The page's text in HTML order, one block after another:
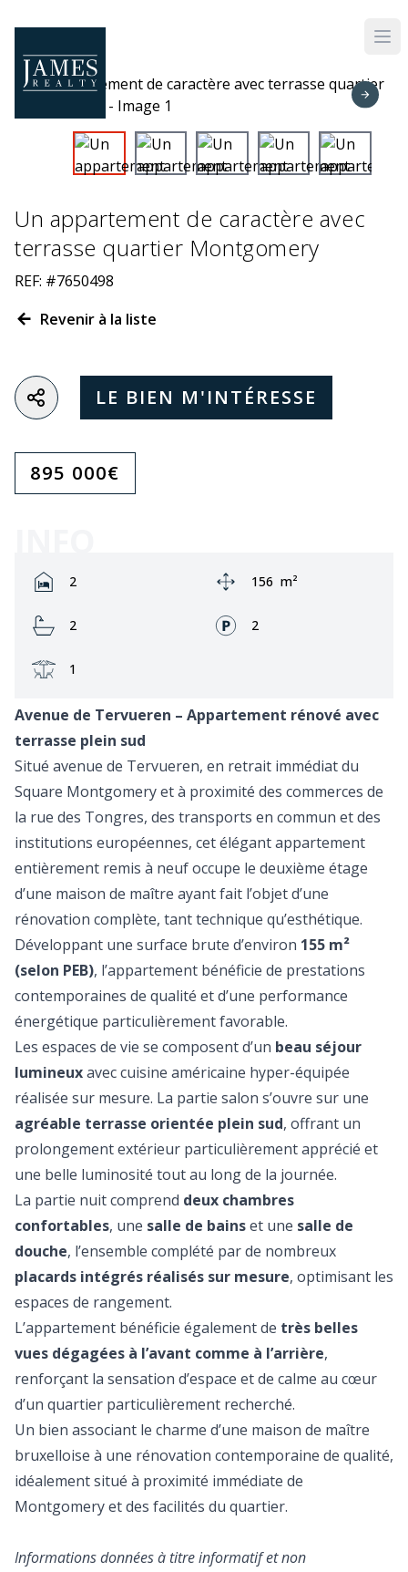
Un appartement de caractère avec
terrasse quartier Montgomery
REF: #7650498
Revenir à la liste
LE BIEN M'INTÉRESSE
895 000€
Rooms:
2 Zone:
156 m²
Bathrooms:
2 Façades:
2
Terrasse:
1
Avenue de Tervueren – Appartement rénové avec
terrasse plein sud
Situé avenue de Tervueren, en retrait immédiat du
Square Montgomery et à proximité des commerces de
la rue des Tongres, des transports en commun et des
institutions européennes, cet élégant appartement
entièrement remis à neuf occupe le deuxième étage
d’une maison de maître ayant fait l’objet d’une
rénovation complète, tant technique qu’esthétique.
Développant une surface brute d’environ 155 m²
(selon PEB), l’appartement bénéficie de prestations
contemporaines de qualité et d’une performance
énergétique particulièrement favorable.
Les espaces de vie se composent d’un beau séjour
lumineuxavec cuisine américaine hyper-équipée
réalisée sur mesure. La partie salon s’ouvre sur une
agréable terrasse orientée plein sud, offrant un
prolongement extérieur particulièrement apprécié et
une belle luminosité tout au long de la journée.
La partie nuit comprend deux chambres
confortables, une salle de bainset une salle de
douche, l’ensemble complété par de nombreux
placards intégrés réalisés sur mesure, optimisant les
espaces de rangement.
L’appartement bénéficie également de très belles
vues dégagées à l’avant comme à l’arrière,
renforçant la sensation d’espace et de calme au cœur
d’un quartier particulièrement recherché.
Un bien associant le charme d’une maison de maître
bruxelloise à une rénovation contemporaine de qualité,
idéalement situé à proximité immédiate de
Montgomery et des facilités du quartier.
Informations données à titre informatif et non